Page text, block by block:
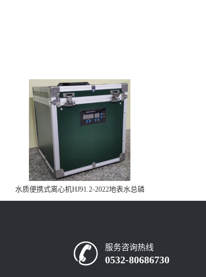
水质便携式离心机HJ91.2-2022地表水总磷
监测内置有电池
服务咨询热线
0532-80686730